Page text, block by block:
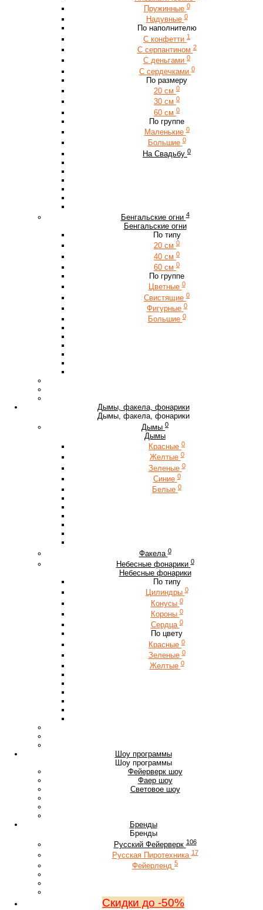
Пружинные 0
Надувные 0
По наполнителю
С конфетти 1
С серпантином 2
С деньгами 0
С сердечками 0
По размеру
20 см 0
30 см 0
60 см 0
По группе
Маленькие 0
Большие 0
На Свадьбу 0
Бенгальские огни 4
Бенгальские огни
По типу
20 см 0
40 см 0
60 см 0
По группе
Цветные 0
Свистящие 0
Фигурные 0
Большие 0
Дымы, факела, фонарики
Дымы, факела, фонарики
Дымы 0
Дымы
Красные 0
Желтые 0
Зеленые 0
Синие 0
Белые 0
Факела 0
Небесные фонарики 0
Небесные фонарики
По типу
Цилиндры 0
Конусы 0
Короны 0
Сердца 0
По цвету
Красные 0
Зеленые 0
Желтые 0
Шоу программы
Шоу программы
Фейерверк шоу
Фаер шоу
Световое шоу
Бренды
Бренды
Русский Фейерверк 106
Русская Пиротехника 17
Фейерленд 5
Скидки до -50%